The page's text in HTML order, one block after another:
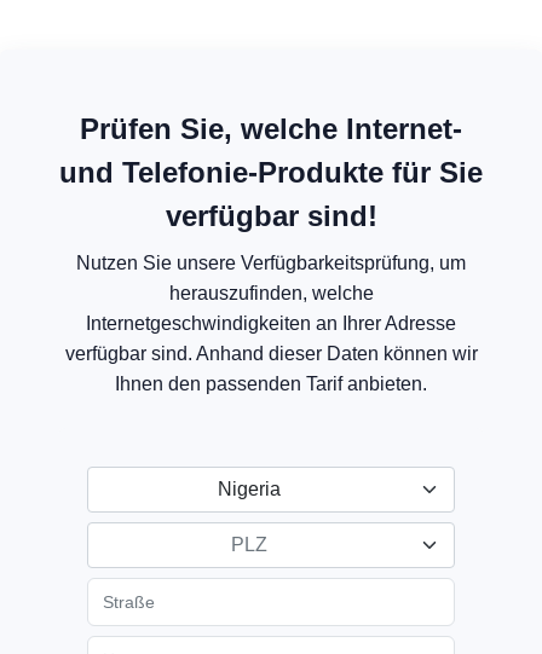
Prüfen Sie, welche Internet-
und Telefonie-Produkte für Sie
verfügbar sind!
Nutzen Sie unsere Verfügbarkeitsprüfung, um
herauszufinden, welche
Internetgeschwindigkeiten an Ihrer Adresse
verfügbar sind. Anhand dieser Daten können wir
Ihnen den passenden Tarif anbieten.
Nigeria
PLZ